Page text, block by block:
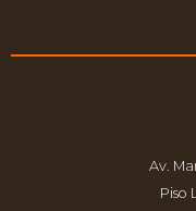
Av.
Piso